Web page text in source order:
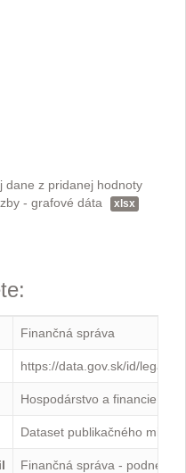
dane z pridanej hodnoty
- grafové dáta
xlsx
Finančná správa
https://data.gov.sk/id/legal-
Hospodárstvo a financie
Dataset publikačného
Finančná správa -